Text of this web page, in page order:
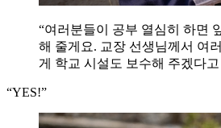
“여러분들이 공부 열심히 하면
해 줄게요. 교장 선생님께서 여
게 학교 시설도 보수해 주겠다
“YES!”